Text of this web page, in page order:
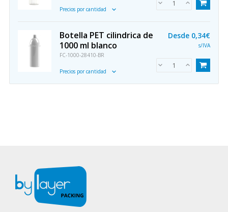
Precios por cantidad
Botella PET cilindrica de
1000 ml blanco
FC-1000-28410-BR
Precios por cantidad
Desde 0,34€
s/IVA